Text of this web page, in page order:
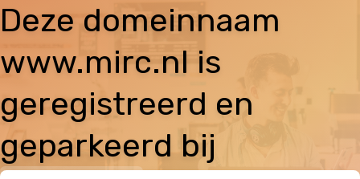
Deze domeinnaam
www.mirc.nl is
geregistreerd en
geparkeerd bij